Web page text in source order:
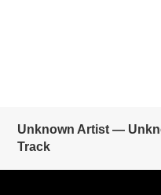
Unknown Artist —
Track